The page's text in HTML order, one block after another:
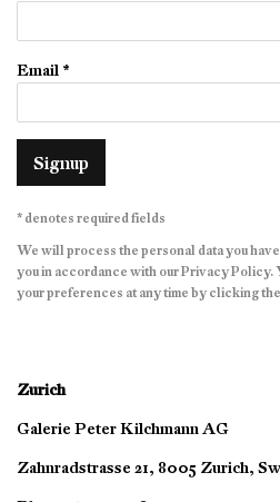
Email *
Signup
* denotes required fields
We will process the personal data you
you in accordance with ourPrivacy Policy.
your preferences at any time by clicking
Zurich
Galerie Peter Kilchmann AG
Zahnradstrasse 21, 8005 Zurich,